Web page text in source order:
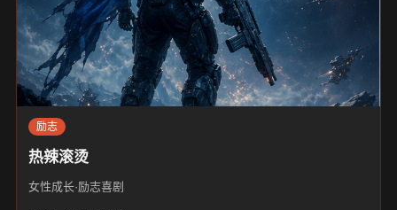
励志
热辣滚烫
女性成长·励志喜剧